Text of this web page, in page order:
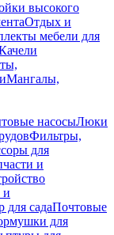
высокого
Отдых и
мебели для
Мангалы,
насосыЛюки
Фильтры,
для
и
и
для садаПочтовые
для